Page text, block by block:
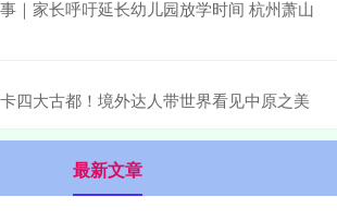
｜家长呼吁延长幼儿园放学时间 杭州萧山
四大古都！境外达人带世界看见中原之美
最新文章